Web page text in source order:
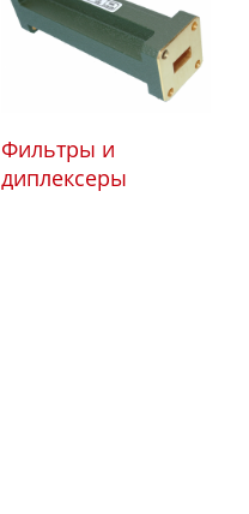
Фильтры и
диплексеры